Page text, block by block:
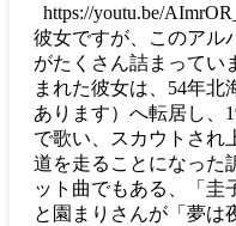
https://youtu.be/
彼女ですが、このアル
がたくさん詰まってい
まれた彼女は、54年
あります）へ転居し、
で歌い、スカウトされ
道を走ることになった
ット曲でもある、「圭
と園まりさんが「夢は